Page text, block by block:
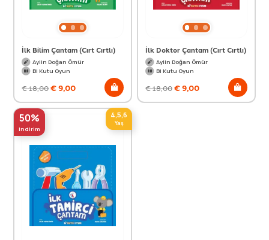
İlk Bilim Çantam (Cırt Cırtlı)
Aylin Doğan Ömür
Bi Kutu Oyun
€18,00€9,00
İlk Doktor Çantam (Cırt Cırtlı)
Aylin Doğan Ömür
Bi Kutu Oyun
€18,00€9,00
50%
indirim
4,5,6
Yaş